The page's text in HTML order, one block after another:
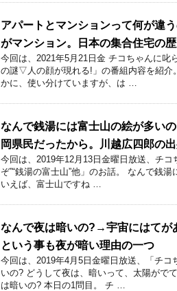
アパートとマンションって何が違
がマンション。日本の集合住宅の歴
今回は、2021年5月21日金 チコちゃんに
の謎▽人の顔が現れる!」の番組内容を紹介
かに、使い分けていますが、は …
なんで銭湯には富士山の絵が多い
岡県民だったから。川越広四郎の
今回は、2019年12月13日金曜日放送、チコ
ぞ”“銭湯の富士山”他」のお話。 なんで銭
いえば、富士山ですね …
なんで夜は暗いの?→宇宙にはてが
という事も夜が暗い理由の一つ
今回は、2019年4月5日金曜日放送、「チ
いの? どうして夜は、暗いって、太陽がで
は暗いの? 本日の1問目。 チ …